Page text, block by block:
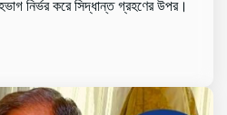
নির্ভর করে সিদ্ধান্ত গ্রহণের উপর।